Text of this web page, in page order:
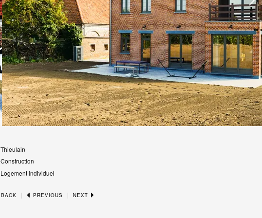
Thieulain
Construction
Logement individuel
BACK | PREVIOUS | NEXT